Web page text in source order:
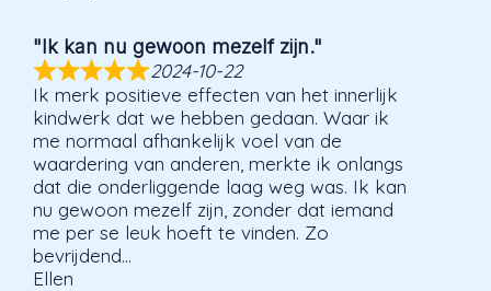
"Ik kan nu gewoon mezelf zijn."
2024-10-22
Ik merk positieve effecten van het innerlijk
kindwerk dat we hebben gedaan. Waar ik
me normaal afhankelijk voel van de
waardering van anderen, merkte ik onlangs
dat die onderliggende laag weg was. Ik kan
nu gewoon mezelf zijn, zonder dat iemand
me per se leuk hoeft te vinden. Zo
bevrijdend…
Ellen